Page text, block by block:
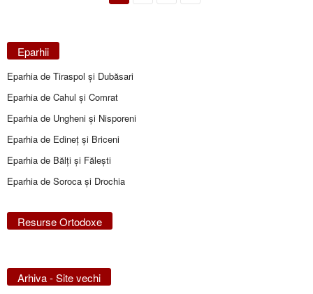
Eparhii
Eparhia de Tiraspol și Dubăsari
Eparhia de Cahul și Comrat
Eparhia de Ungheni și Nisporeni
Eparhia de Edineţ şi Briceni
Eparhia de Bălţi şi Făleşti
Eparhia de Soroca și Drochia
Resurse Ortodoxe
Arhiva - Site vechi